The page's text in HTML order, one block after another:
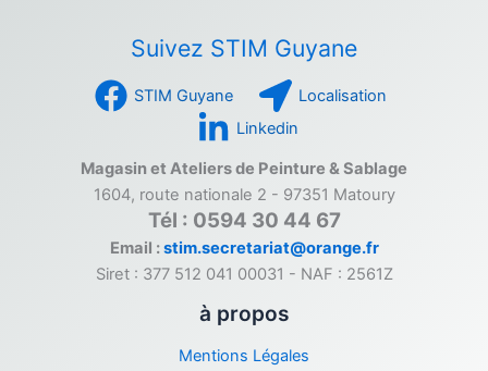
Suivez STIM Guyane
STIM Guyane
Localisation
Linkedin
Magasin et Ateliers de Peinture & Sablage
1604, route nationale 2 - 97351 Matoury
Tél : 0594 30 44 67
Email :stim.secretariat@orange.fr
Siret : 377 512 041 00031 - NAF : 2561Z
à propos
Mentions Légales